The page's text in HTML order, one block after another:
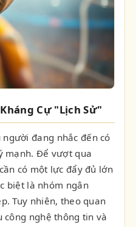
Cự "Lịch Sử"
đang nhắc đến có
mạnh. Để vượt qua
có một lực đẩy đủ lớn
biệt là nhóm ngân
Tuy nhiên, theo quan
công nghệ thông tin và